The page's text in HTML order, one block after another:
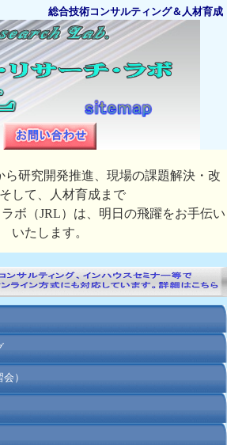
総合技術コンサルティング＆人材育成
ら研究開発推進、現場の課題解決・改
して、人材育成まで
ボ（JRL）は、明日の飛躍をお手伝い
いたします。
）